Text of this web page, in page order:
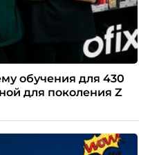
обучения для 430
для поколения Z